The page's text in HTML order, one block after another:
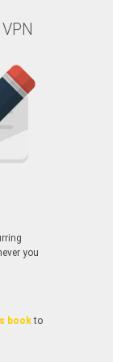
you
bookto